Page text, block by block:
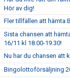
Hör av dig!
Fler tillfällen att hämta
Sista chansen att
16/11 kl 18.00-19.30!
Nu har du chansen att
Bingolottoförsäljning